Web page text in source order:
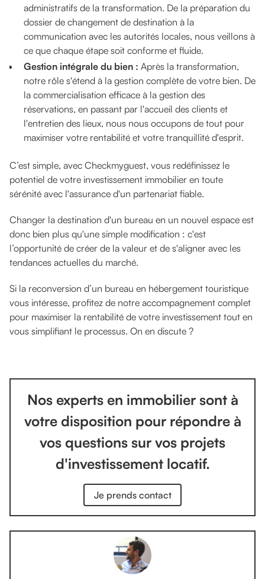
administratifs de la transformation. De la préparation du
dossier de changement de destination à la
communication avec les autorités locales, nous veillons à
ce que chaque étape soit conforme et fluide.
Gestion intégrale du bien : Après la transformation,
notre rôle s'étend à la gestion complète de votre bien. De
la commercialisation efficace à la gestion des
réservations, en passant par l'accueil des clients et
l'entretien des lieux, nous nous occupons de tout pour
maximiser votre rentabilité et votre tranquillité d'esprit.
C’est simple, avec Checkmyguest, vous redéfinissez le
potentiel de votre investissement immobilier en toute
sérénité avec l'assurance d'un partenariat fiable.
Changer la destination d'un bureau en un nouvel espace est
donc bien plus qu'une simple modification : c'est
l’opportunité de créer de la valeur et de s'aligner avec les
tendances actuelles du marché.
Si la reconversion d’un bureau en hébergement touristique
vous intéresse, profitez de notre accompagnement complet
pour maximiser la rentabilité de votre investissement tout en
vous simplifiant le processus. On en discute ?
Nos experts en immobilier sont à
votre disposition pour répondre à
vos questions sur vos projets
d'investissement locatif.
Je prends contact